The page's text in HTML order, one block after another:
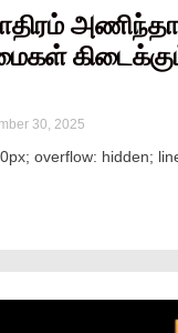
30, 2025
overflow: hidden;